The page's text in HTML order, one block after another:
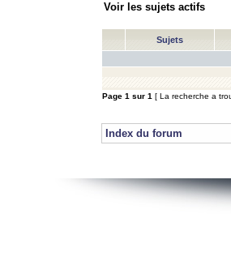
Voir les sujets actifs
Sujets
Page 1 sur 1 [ La recherche a
Index du forum